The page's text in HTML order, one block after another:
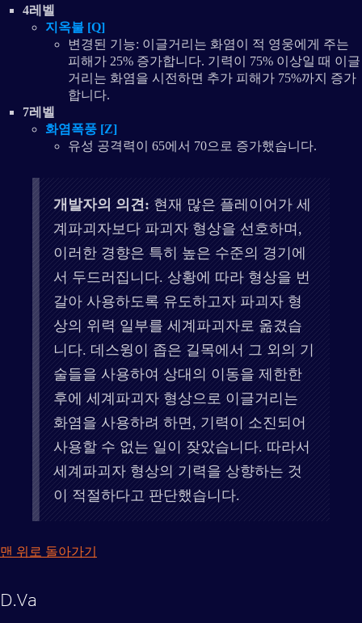
4레벨
지옥불 [Q]
변경된 기능: 이글거리는 화염이 적 영웅에게 주는
피해가 25% 증가합니다. 기력이 75% 이상일 때 이글
거리는 화염을 시전하면 추가 피해가 75%까지 증가
합니다.
7레벨
화염폭풍 [Z]
유성 공격력이 65에서 70으로 증가했습니다.
개발자의 의견: 현재 많은 플레이어가 세
계파괴자보다 파괴자 형상을 선호하며,
이러한 경향은 특히 높은 수준의 경기에
서 두드러집니다. 상황에 따라 형상을 번
갈아 사용하도록 유도하고자 파괴자 형
상의 위력 일부를 세계파괴자로 옮겼습
니다. 데스윙이 좁은 길목에서 그 외의 기
술들을 사용하여 상대의 이동을 제한한
후에 세계파괴자 형상으로 이글거리는
화염을 사용하려 하면, 기력이 소진되어
사용할 수 없는 일이 잦았습니다. 따라서
세계파괴자 형상의 기력을 상향하는 것
이 적절하다고 판단했습니다.
맨 위로 돌아가기
D.Va